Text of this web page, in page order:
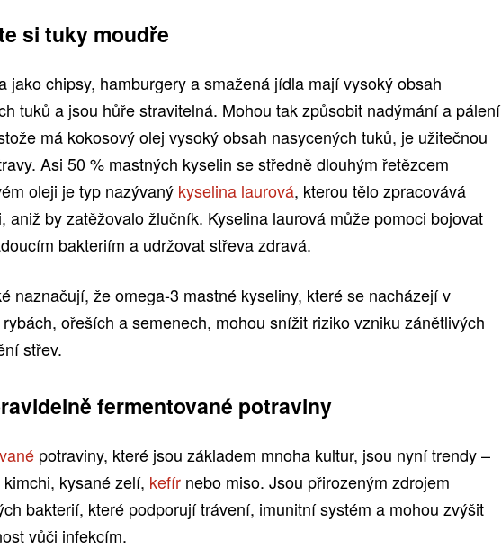
si tuky moudře
jako chipsy, hamburgery a smažená jídla mají vysoký obsah
tuků a jsou hůře stravitelná. Mohou tak způsobit nadýmání a pálení
má kokosový olej vysoký obsah nasycených tuků, je užitečnou
Asi 50 % mastných kyselin se středně dlouhým řetězcem
oleji je typ nazývaný kyselina laurová, kterou tělo zpracovává
aniž by zatěžovalo žlučník. Kyselina laurová může pomoci bojovat
bakteriím a udržovat střeva zdravá.
naznačují, že omega-3 mastné kyseliny, které se nacházejí v
ořeších a semenech, mohou snížit riziko vzniku zánětlivých
střev.
fermentované potraviny
potraviny, které jsou základem mnoha kultur, jsou nyní trendy –
kysané zelí, kefír nebo miso. Jsou přirozeným zdrojem
bakterií, které podporují trávení, imunitní systém a mohou zvýšit
vůči infekcím.